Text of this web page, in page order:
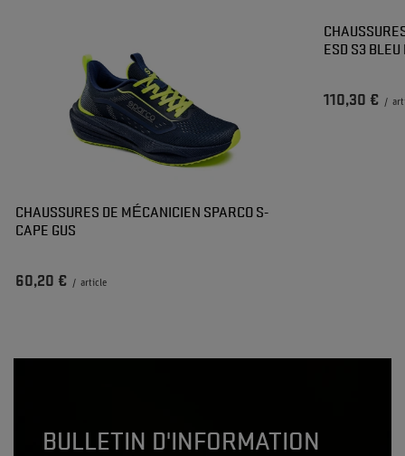
CHAUSSURES DE MÉCANICIEN SPARCO S-
CAPE GUS
60,20 € / article
ESD S3
110,30 € /
BULLETIN D'INFORMATION